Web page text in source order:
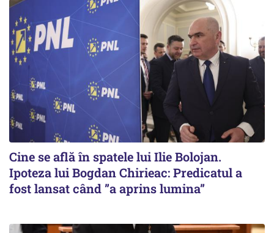
Cine se află în spatele lui Ilie Bolojan.
Ipoteza lui Bogdan Chirieac: Predicatul a
fost lansat când ”a aprins lumina”